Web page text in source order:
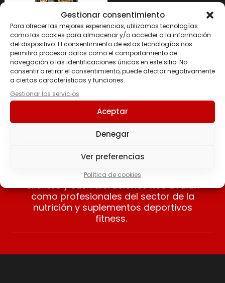
Gestionar consentimiento
Para ofrecer las mejores experiencias, utilizamos tecnologías
como las cookies para almacenar y/o acceder a la información
del dispositivo. El consentimiento de estas tecnologías nos
permitirá procesar datos como el comportamiento de
navegación o las identificaciones únicas en este sitio. No
consentir o retirar el consentimiento, puede afectar negativamente
a ciertas características y funciones.
Gestionar los servicios
Aceptar
Denegar
Ver preferencias
Política de cookies
BLACK CFM ISOLATE
79.90€-134.90€
Seleccionar
opciones
Nuestros clientes opinan
Apreciamos las opiniones de nuestros
clientes y sus valoraciones nos avalan
como profesionales del sector de la
nutrición y suplementos deportivos
fitness.